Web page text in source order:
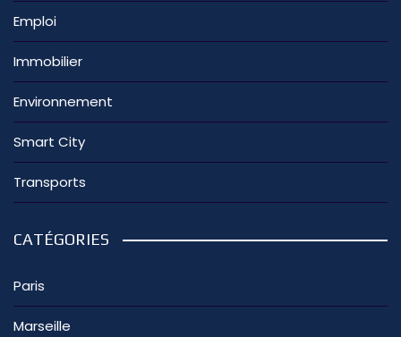
Emploi
Immobilier
Environnement
Smart City
Transports
CATÉGORIES
Paris
Marseille